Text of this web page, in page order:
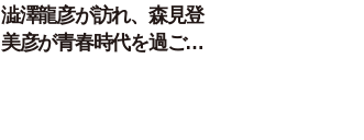
澁澤龍彦が訪れ、森見登
美彦が青春時代を過ごし